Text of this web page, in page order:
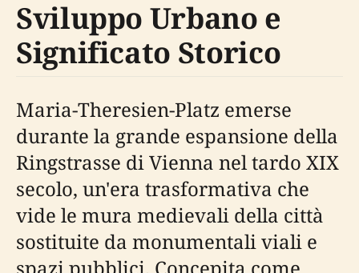
Sviluppo Urbano e
Significato Storico
Maria-Theresien-Platz emerse
durante la grande espansione della
Ringstrasse di Vienna nel tardo XIX
secolo, un'era trasformativa che
vide le mura medievali della città
sostituite da monumentali viali e
spazi pubblici. Concepita come